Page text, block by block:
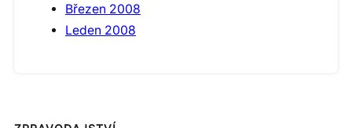
Březen 2008
Leden 2008